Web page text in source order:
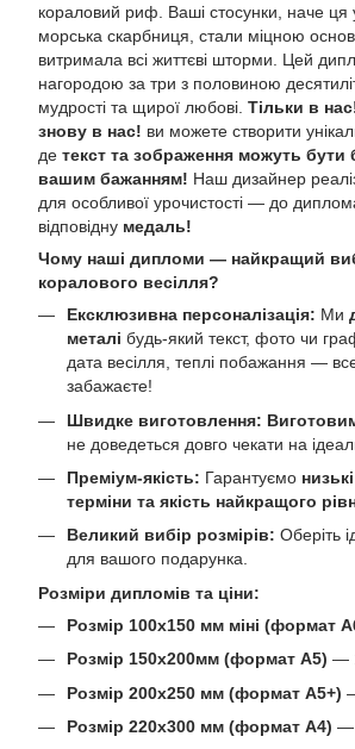
кораловий риф. Ваші стосунки, наче ця
морська скарбниця, стали міцною
витримала всі життєві шторми. Цей
нагородою за три з половиною
мудрості та щирої любові. Тільки в
знову в нас! ви можете створити
де текст та зображення можуть бути
вашим бажанням! Наш дизайнер
для особливої урочистості — до
відповідну медаль!
Чому наші дипломи — найкращий
коралового весілля?
Ексклюзивна персоналізація: Ми
металі будь-який текст, фото чи
дата весілля, теплі побажання —
забажаєте!
Швидке виготовлення:
не доведеться довго чекати на
Преміум-якість: Гарантуємо
терміни та якість найкращого
Великий вибір розмірів: Оберіть
для вашого подарунка.
Розміри дипломів та ціни:
Розмір 100х150 мм міні (формат
Розмір 150х200мм (формат А5) —
Розмір 200х250 мм (формат А5+)
Розмір 220х300 мм (формат А4) —